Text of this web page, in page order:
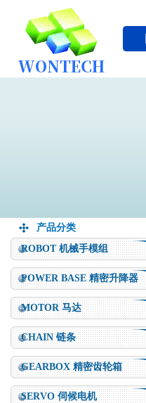
产品分类
ROBOT 机械手模组
POWER BASE 精密升降器
MOTOR 马达
CHAIN 链条
GEARBOX 精密齿轮箱
SERVO 伺候电机